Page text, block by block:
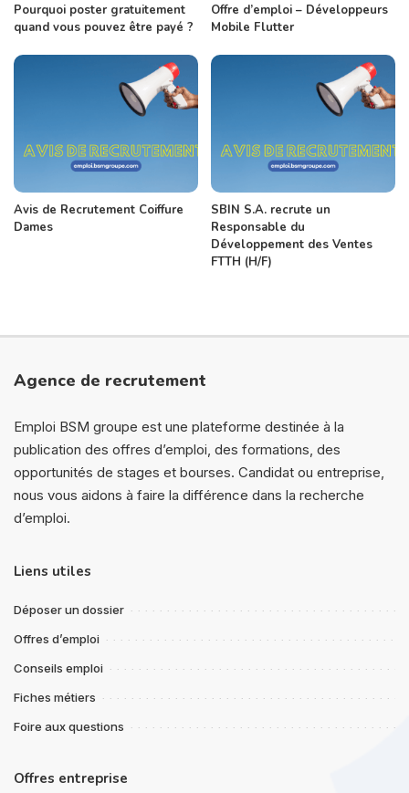
Pourquoi poster gratuitement
quand vous pouvez être payé ?
Offre d’emploi – Développeurs
Mobile Flutter
Avis de Recrutement Coiffure
Dames
SBIN S.A. recrute un
Responsable du
Développement des Ventes
FTTH (H/F)
Agence de recrutement
Emploi BSM groupe est une plateforme destinée à la
publication des offres d’emploi, des formations, des
opportunités de stages et bourses. Candidat ou entreprise,
nous vous aidons à faire la différence dans la recherche
d’emploi.
Liens utiles
Déposer un dossier
Offres d’emploi
Conseils emploi
Fiches métiers
Foire aux questions
Offres entreprise